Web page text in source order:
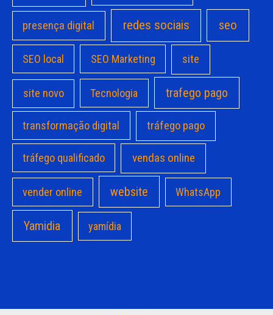
presença digital redes sociais seo
SEO local SEO Marketing site
site novo Tecnologia trafego pago
transformação digital tráfego pago
tráfego qualificado vendas online
vender online website WhatsApp
Yamidia yamídia